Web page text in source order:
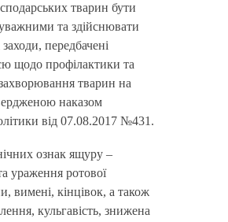
тварин бути
та здійснювати
заходи, передбачені
щодо профілактики та
захворювання тварин на
наказом
від 07.08.2017 №431.
ознак ящуру –
ураження ротової
вимені, кінцівок, а також
кульгавість, знижена